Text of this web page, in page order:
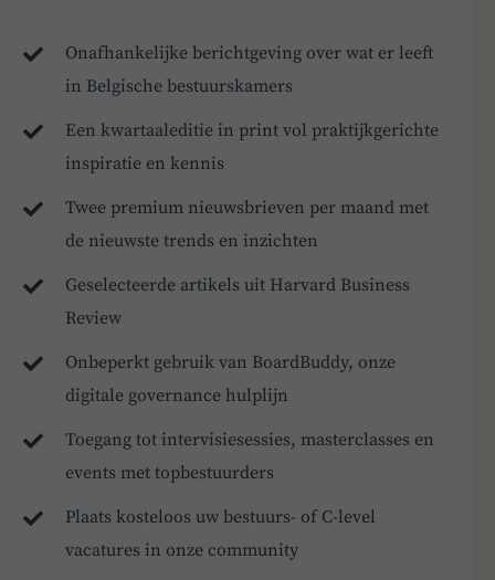
Onafhankelijke berichtgeving over wat er leeft
in Belgische bestuurskamers
Een kwartaaleditie in print vol praktijkgerichte
inspiratie en kennis
Twee premium nieuwsbrieven per maand met
de nieuwste trends en inzichten
Geselecteerde artikels uit Harvard Business
Review
Onbeperkt gebruik van BoardBuddy, onze
digitale governance hulplijn
Toegang tot intervisiesessies, masterclasses en
events met topbestuurders
Plaats kosteloos uw bestuurs- of C-level
vacatures in onze community